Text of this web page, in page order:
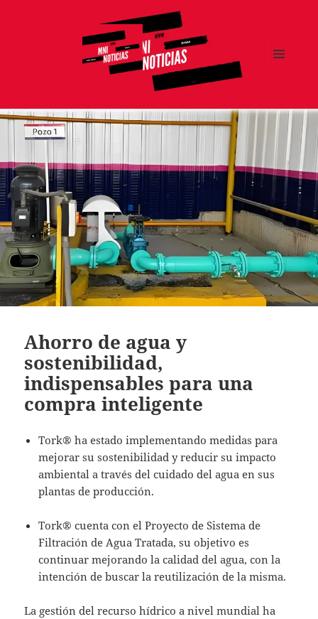
Ahorro de agua y
sostenibilidad,
indispensables para una
compra inteligente
Tork® ha estado implementando medidas para
mejorar su sostenibilidad y reducir su impacto
ambiental a través del cuidado del agua en sus
plantas de producción.
Tork® cuenta con el Proyecto de Sistema de
Filtración de Agua Tratada, su objetivo es
continuar mejorando la calidad del agua, con la
intención de buscar la reutilización de la misma.
La gestión del recurso hídrico a nivel mundial ha